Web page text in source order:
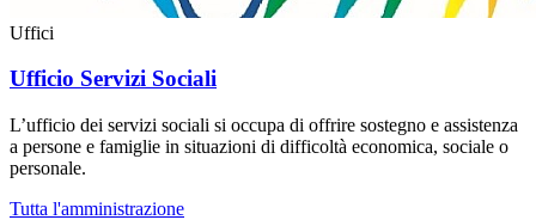
Uffici
Ufficio Servizi Sociali
L’ufficio dei servizi sociali si occupa di offrire sostegno e assistenza
a persone e famiglie in situazioni di difficoltà economica, sociale o
personale.
Tutta l'amministrazione